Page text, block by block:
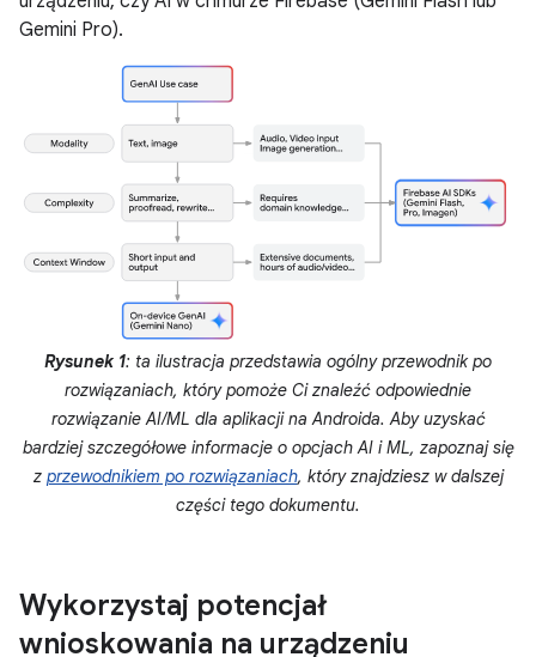
Gemini Pro).
Rysunek 1: ta ilustracja przedstawia ogólny przewodnik po
rozwiązaniach, który pomoże Ci znaleźć odpowiednie
rozwiązanie AI/ML dla aplikacji na Androida. Aby uzyskać
bardziej szczegółowe informacje o opcjach AI i ML, zapoznaj się
z przewodnikiem po rozwiązaniach, który znajdziesz w dalszej
części tego dokumentu.
Wykorzystaj potencjał
wnioskowania na urządzeniu